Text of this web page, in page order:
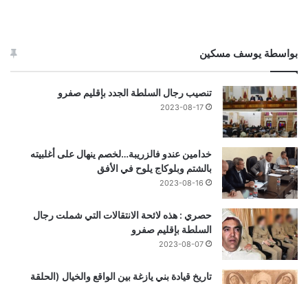
بواسطة يوسف مسكين
تنصيب رجال السلطة الجدد بإقليم صفرو
2023-08-17
خدامين عندو فالزريبة…لخصم ينهال على أغلبيته
بالشتم وبلوكاج يلوح في الأفق
2023-08-16
حصري : هذه لائحة الانتقالات التي شملت رجال
السلطة بإقليم صفرو
2023-08-07
تاريخ قيادة بني يازغة بين الواقع والخيال (الحلقة